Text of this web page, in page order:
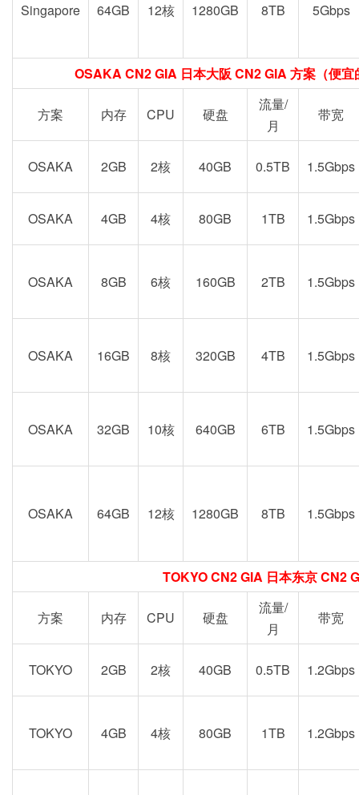
Singapore 64GB 12核 1280GB 8TB 5Gbps
OSAKA CN2 GIA 日本大阪 CN2 GIA 方案（便
方案 内存 CPU 硬盘
流量/
月
带宽
OSAKA 2GB 2核 40GB 0.5TB 1.5Gbps
OSAKA 4GB 4核 80GB 1TB 1.5Gbps
OSAKA 8GB 6核 160GB 2TB 1.5Gbps
OSAKA 16GB 8核 320GB 4TB 1.5Gbps
OSAKA 32GB 10核 640GB 6TB 1.5Gbps
OSAKA 64GB 12核 1280GB 8TB 1.5Gbps
TOKYO CN2 GIA 日本东京 CN2
方案 内存 CPU 硬盘
流量/
月
带宽
TOKYO 2GB 2核 40GB 0.5TB 1.2Gbps
TOKYO 4GB 4核 80GB 1TB 1.2Gbps